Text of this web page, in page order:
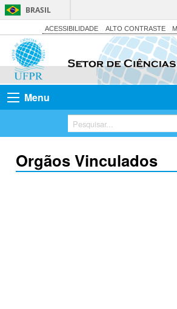
BRASIL
ACESSIBILIDADE ALTO CONTRASTE
Menu
Orgãos Vinculados